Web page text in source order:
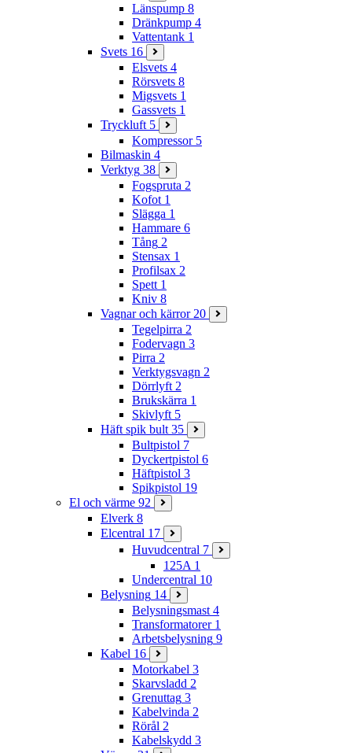
Länspump 8
Dränkpump 4
Vattentank 1
Svets 16
Elsvets 4
Rörsvets 8
Migsvets 1
Gassvets 1
Tryckluft 5
Kompressor 5
Bilmaskin 4
Verktyg 38
Fogspruta 2
Kofot 1
Slägga 1
Hammare 6
Tång 2
Stensax 1
Profilsax 2
Spett 1
Kniv 8
Vagnar och kärror 20
Tegelpirra 2
Fodervagn 3
Pirra 2
Verktygsvagn 2
Dörrlyft 2
Brukskärra 1
Skivlyft 5
Häft spik bult 35
Bultpistol 7
Dyckertpistol 6
Häftpistol 3
Spikpistol 19
El och värme 92
Elverk 8
Elcentral 17
Huvudcentral 7
125A 1
Undercentral 10
Belysning 14
Belysningsmast 4
Transformatorer 1
Arbetsbelysning 9
Kabel 16
Motorkabel 3
Skarvsladd 2
Grenuttag 3
Kabelvinda 2
Rörål 2
Kabelskydd 3